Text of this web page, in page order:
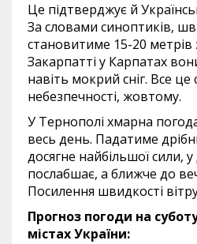
Це підтверджує й
За словами синоптиків,
становитиме 15-20 метрів
Закарпатті у Карпатах
навіть мокрий сніг. Все
небезпечності, жовтому.
У Тернополі хмарна
весь день. Падатиме
досягне найбільшої сили,
послабшає, а ближче до
Посилення швидкості
Прогноз погоди на
містах України: